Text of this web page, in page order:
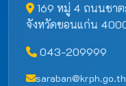
169 หมู่ 4 ถนนชาต
จังหวัดขอนแก่น
043-209999
saraban@krph.go.th